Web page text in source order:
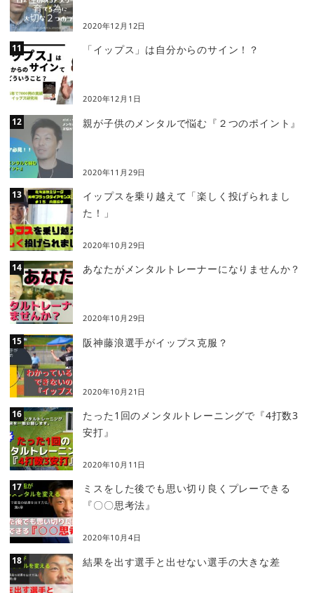
2020年12月12日
「イップス」は自分からのサイン！？
2020年12月1日
親が子供のメンタルで悩む『２つのポイント』
2020年11月29日
イップスを乗り越えて「楽しく投げられまし
た！」
2020年10月29日
あなたがメンタルトレーナーになりませんか？
2020年10月29日
阪神藤浪選手がイップス克服？
2020年10月21日
たった1回のメンタルトレーニングで『4打数3
安打』
2020年10月11日
ミスをした後でも思い切り良くプレーできる
『〇〇思考法』
2020年10月4日
結果を出す選手と出せない選手の大きな差